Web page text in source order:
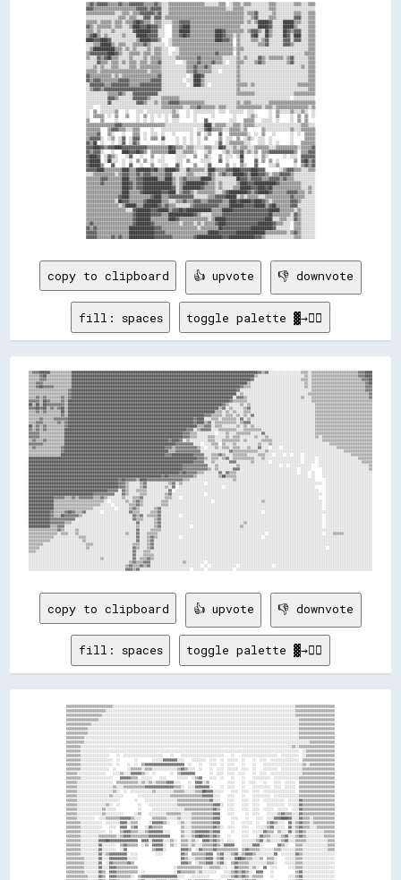
▒▒▓▓▒▒▓▓▓▓▓▓▒▒▒▒▒▒▓▓▒▒▒▒▓▓▓▓▓▓▓▓▒▒▒▒▒▒▓▓▒▒░░░░▒▒▒▒▒▒▒▒▒▒▒▒▒▒▒▒▒▒▒▒░░░░░░░░▒▒▒▒  ░░▒▒▒▒░░▒▒▒▒░░░░░░░░░░▒▒▒▒░░░░░░░░░░▒▒▒▒░░░░▒▒▒▒
▓▓▓▓▒▒▒▒▒▒▒▒▒▒▒▒▒▒▒▒▒▒▒▒▒▒▒▒▓▓▓▓▓▓▒▒▓▓▓▓▓▓░░░░▒▒▒▒▒▒▒▒▒▒▒▒▒▒▒▒▒▒▒▒▒▒▒▒▒▒▒▒▒▒▒▒░░░░▒▒▒▒▒▒░░░░░░░░░░░░░░▒▒▒▒░░░░░░░░░░░░░░░░░░░░░░
▒▒▒▒▒▒▒▒▒▒▒▒▒▒▒▒░░░░▒▒▒▒░░▒▒▒▒▓▓▓▓▓▓▓▓▒▒▓▓░░░░▒▒▒▒▒▒▒▒▒▒▒▒▒▒▒▒▒▒▒▒▒▒▒▒▒▒▒▒▒▒▒▒▒▒▒▒▒▒▒▒▒▒░░▒▒▒▒▓▓░░░░░░░░▒▒░░░░░░░░░░▒▒▒▒░░░░▒▒▒▒
░░░░░░░░░░░░░░░░░░▒▒▒▒░░▒▒▒▒░░░░▓▓▓▓░░▓▓▓▓░░▒▒▒▒▒▒▒▒▒▒▒▒▒▒▒▒▒▒▒▒▒▒▒▒▒▒▒▒▒▒▒▒▒▒▒▒▒▒▒▒▒▒▒▒░░░░▒▒▓▓░░░░░░▒▒▒▒░░░░░░░░░░▓▓▓▓░░░░▒▒▒▒
▒▒▒▒▒▒░░▒▒▒▒▒▒░░▒▒▒▒░░▒▒▒▒▓▓██▓▓▒▒▒▒░░▒▒▒▒░░░░░░▒▒▒▒▓▓▓▓▓▓▒▒▒▒▒▒▒▒▒▒▒▒▒▒▒▒▒▒▒▒▒▒▒▒▒▒▒▒▒▒░░▒▒░░▒▒██████▓▓░░░░░░██████▒▒▒▒░░░░▒▒▒▒
▓▓▒▒░░▒▒▒▒▒▒▒▒░░▒▒▒▒░░░░▒▒████▓▓▓▓██▓▓▓▓▒▒░░    ▒▒▒▒▓▓████▒▒▒▒▒▒▒▒▒▒▒▒▒▒▒▒▒▒▒▒▒▒▒▒▒▒▒▒░░░░░░░░░░██████▓▓░░░░░░██████▒▒░░░░░░▒▒▒▒
▒▒▒▒░░▒▒░░░░░░▒▒░░░░░░░░░░▓▓████████▓▓▓▓░░░░    ▒▒▒▒██████▒▒▒▒▒▒▒▒▒▒▒▒▒▒████▓▓▒▒▒▒▒▒▒▒▒▒░░▒▒▓▓▓▓▒▒░░██▒▒░░░░░░██▓▓▒▒▓▓▓▓░░░░▒▒▒▒
▒▒▓▓██▒▒░░▒▒░░░░░░░░▒▒░░░░░░██████▓▓▓▓▓▓░░░░    ▒▒▒▒▓▓██▓▓▒▒▒▒▒▒▒▒▒▒▒▒▒▒████▓▓▒▒▒▒░░▒▒░░░░░░▓▓██░░░░██▒▒░░░░░░██▓▓░░████░░░░▒▒▒▒
████▓▓▓▓████▓▓░░░░░░░░░░░░░░▒▒██████▓▓▓▓▒▒    ░░▒▒▒▒▒▒▒▒▒▒▒▒▒▒▒▒▒▒▒▒▒▒▒▒████▓▓▓▓▒▒  ▒▒░░░░░░▒▒▒▒░░▒▒▓▓░░░░░░░░▓▓▓▓░░▓▓▓▓░░░░▒▒▒▒
░░░░▒▒▒▒██████▒▒░░▒▒▒▒░░░░▒▒▒▒▒▒▓▓▒▒░░░░░░░░  ░░▒▒▒▒▒▒▒▒▒▒▒▒▒▒▒▒▒▒▒▒▒▒▒▒▒▒▒▒▒▒▒▒▒▒  ▒▒░░░░░░░░░░▒▒▒▒▓▓░░░░░░░░▓▓▓▓▒▒░░░░░░░░▒▒▒▒
░░▒▒████████████▒▒▒▒░░▒▒░░▒▒░░░░░░▒▒░░▒▒▒▒░░░░    ░░▒▒▒▒▒▒▒▒▒▒▒▒▒▒▒▒▒▒▒▒▒▒▒▒▒▒▒▒▒▒░░▒▒▒▒░░░░░░░░░░░░░░░░░░░░░░░░░░░░░░░░░░░░▒▒▒▒
▒▒▓▓▓▓▓▓▓▓▓▓████▓▓▒▒░░░░▒▒▒▒▒▒░░▒▒▒▒░░▒▒▒▒░░░░  ░░░░▒▒▒▒▒▒▒▒▒▒▒▒▒▒▒▒▒▒▒▒▓▓▒▒▒▒▒▒▒▒  ▒▒░░░░░░░░░░░░░░░░░░░░░░░░░░░░░░░░░░░░▒▒▒▒▒▒
▒▒░░░░▓▓▒▒▓▓██▒▒▒▒░░░░░░▒▒░░░░░░▒▒░░▒▒▒▒▒▒░░░░░░░░▒▒▒▒▒▒▒▒▒▒▒▒▓▓▒▒▒▒▒▒▒▒▒▒▒▒░░░░░░░░▒▒░░▒▒░░░░░░▓▓▒▒░░▒▒▒▒▒▒▒▒░░▒▒▓▓░░░░░░░░▒▒▒▒
░░░░░░▓▓▒▒▒▒░░▒▒▒▒░░▒▒░░▒▒▒▒░░▒▒▒▒░░▒▒▒▒▓▓░░░░░░░░    ░░▒▒▒▒▒▒▓▓▒▒▒▒▒▒▓▓▒▒▒▒░░  ░░░░▒▒▒▒░░░░░░▒▒▓▓▒▒░░░░░░░░░░░░▒▒▓▓░░░░░░░░▒▒▒▒
░░░░▒▒░░▒▒░░░░▒▒▒▒░░░░░░▒▒▒▒░░▒▒▒▒▒▒▒▒▒▒▒▒░░░░░░░░░░░░░░▒▒▒▒▓▓▒▒▒▒▓▓▒▒░░░░░░░░░░░░░░▒▒░░░░░░░░░░░░░░░░░░░░░░░░░░░░░░░░░░▒▒░░▒▒▒▒
▒▒▒▒▒▒░░▒▒▒▒▒▒▒▒▒▒▒▒▒▒▒▒▒▒▒▒▒▒▒▒▒▒░░▒▒▒▒▒▒░░░░░░░░░░░░░░▒▒▒▒▓▓▒▒▒▒▒▒▒▒░░░░  ░░░░░░░░▒▒░░░░░░░░░░░░░░░░░░░░░░░░░░░░░░░░░░░░░░▒▒▒▒
▓▓▒▒▒▒▒▒▒▒▒▒▒▒░░▒▒░░▒▒▒▒▒▒▒▒▒▒▒▒▒▒▒▒▒▒▒▒▓▓░░░░░░░░░░░░░░  ░░████▓▓░░░░░░░░░░░░░░░░░░▒▒░░░░░░░░░░░░░░░░░░░░░░░░░░░░░░░░░░░░░░▒▒▒▒
▓▓▒▒▓▓▓▓▒▒▒▒▒▒▒▒▒▒▓▓▓▓▓▓▒▒▒▒▒▒▒▒▒▒▒▒▓▓▓▓▓▓░░░░░░░░░░░░  ░░░░████▒▒░░░░░░░░░░░░░░░░░░▒▒░░░░░░░░░░░░░░░░░░░░░░░░░░░░░░░░░░░░░░▒▒▒▒
░░▓▓▓▓▓▓▓▓▒▒▒▒▓▓▓▓▓▓▓▓▓▓▒▒▒▒▒▒▓▓▓▓▓▓▓▓▓▓▓▓░░░░░░░░░░░░░░  ░░████▒▒░░  ░░░░░░░░░░░░░░▒▒▒▒▒▒░░▒▒░░░░░░░░░░░░░░░░░░░░░░░░▒▒▒▒▒▒▒▒▒▒
░░▒▒▓▓▓▓▒▒▓▓▓▓▓▓▓▓▓▓▓▓▓▓▓▓▓▓▓▓▓▓▓▓▓▓▓▓▓▓▓▓░░░░░░░░░░░░░░░░░░░░░░░░░░░░░░░░░░░░░░░░░░▒▒░░░░░░░░░░░░░░░░░░░░░░░░░░░░░░░░░░░░░░▒▒▒▒
░░░░░░░░░░░░▒▒▒▒▒▒▓▓▒▒░░░░▓▓▓▓▓▓▓▓▓▓▓▓▓▓░░░░░░░░░░░░░░░░░░░░░░░░░░░░░░░░░░░░░░░░░░░░▒▒▒▒▒▒▒▒▒▒░░░░░░░░░░░░░░░░░░░░░░▒▒▒▒▒▒▒▒▒▒▒▒
░░░░░░░░░░░░▓▓▓▓▒▒░░░░░░░░▓▓▓▓▓▓▓▓▒▒░░░░░░▒▒▒▒▒▒▒▒▒▒░░░░░░░░░░░░░░░░░░░░░░░░░░░░░░░░░░░░░░░░░░░░░░░░░░░░░░░░░░░░░░  ░░░░░░░░░░░░
░░░░░░░░░░░░▓▓░░░░░░░░░░░░░░▓▓▓▓▒▒░░░░▒▒░░▒▒▒▒▓▓▓▓▓▓▒▒▒▒▒▒▒▒▒▒▒▒▒▒░░░░░░░░░░░░░░░░░░▒▒░░▒▒▒▒░░░░░░░░░░▒▒▒▒▒▒▒▒▒▒▒▒▒▒▒▒▒▒▒▒▒▒▒▒▒▒
░░░░    ░░░░░░░░░░░░░░░░░░░░░░░░░░░░░░░░░░▒▒▒▒▒▒▒▒▒▒▒▒░░░░▒▒▒▒▓▓▒▒▒▒▒▒▒▒░░▒▒▒▒░░░░░░▒▒▒▒▒▒▒▒▒▒▒▒▒▒░░▒▒▒▒░░▒▒▒▒▒▒▒▒▒▒▒▒▒▒▒▒▒▒░░▒▒
░░  ▒▒  ░░░░░░░░▒▒    ░░    ░░░░  ░░░░░░░░░░░░░░▒▒░░    ░░  ░░░░░░░░░░░░  ░░░░  ░░░░░░░░  ░░░░        ░░  ▒▒░░░░░░▒▒░░░░▒▒░░  ░░
░░  ▒▒▒▒▒▒  ░░  ▒▒    ▒▒    ░░  ▒▒  ░░  ░░  ░░  ▒▒▒▒    ░░  ░░        ░░          ░░      ░░▒▒░░      ░░  ▒▒      ░░  ▒▒  ▒▒  ░░
▒▒      ▒▒      ░░          ░░  ░░  ░░      ░░  ░░░░        ░░    ▓▓            ░░░░    ▒▒▒▒▒▒    ░░░░░░  ░░      ░░  ▒▒  ▒▒
▒▒▒▒▒▒▒▒▒▒▒▒▒▒▒▒▓▓▓▓▒▒▒▒▒▒▒▒▒▒▒▒▒▒▒▒▒▒▒▒▒▒▒▒░░░░░░░░░░░░░░░░░░░░░░████░░▒▒▒▒▒▒░░░░▒▒▒▒░░▒▒▒▒▒▒░░░░░░░░░░░░░░░░░░░░░░░░░░▒▒▒▒░░░░
▒▒▒▒▒▒▒▒    ▒▒▓▓▓▓▒▒▒▒░░░░▒▒▒▒      ░░    ░░░░░░░░░░░░░░░░░░  ░░░░▓▓██▒▒▒▒▒▒░░░░▒▒▒▒▒▒░░▒▒        ▒▒░░░░░░░░░░░░░░▒▒░░░░▒▒▒▒▒▒▒▒
▒▒▒▒▒▒▓▓    ▒▒░░    ░░    ▒▒▒▒  ░░  ░░░░  ░░    ░░        ░░  ▒▒  ░░▒▒    ▓▓    ▒▒▒▒▒▒▒▒▒▒░░  ░░  ▒▒    ░░        ░░  ░░  ▒▒▒▒▒▒
▒▒▓▓▓▓▓▓░░  ░░▒▒  ░░▓▓  ░░▓▓▓▓  ░░  ▒▒▒▒  ▓▓      ░░  ░░  ░░  ░░  ▒▒      ▒▒  ░░░░  ▒▒  ░░▒▒░░  ░░░░  ░░          ░░      ▒▒▒▒▒▒
▓▓▒▒██  ░░    ░░  ░░▓▓  ░░▓▓▒▒            ░░      ░░  ░░  ░░  ░░        ░░▓▓  ░░▒▒▒▒▒▒▒▒░░░░    ░░░░  ░░  ░░      ░░    ▒▒▒▒▒▒▒▒
▓▓▓▓████▓▓▒▒▓▓▓▓████▓▓▓▓▓▓▓▓▓▓▓▓▓▓▒▒▒▒▒▒▒▒▒▒▒▒██▓▓▒▒▒▒░░▒▒▒▒░░░░░░▒▒▒▒░░░░██▓▓░░░░▒▒░░▒▒▒▒░░░░▒▒▒▒▒▒▒▒░░░░▒▒▒▒▒▒▒▒▒▒▒▒░░▒▒▒▒▒▒▓▓
▓▓▒▒▓▓▓▓░░    ░░    ████▓▓▓▓██▓▓▒▒  ▒▒▒▒▒▒▒▒▒▒████░░░░▒▒▒▒▒▒░░    ░░▒▒      ░░▒▒░░▒▒▒▒▓▓░░▒▒░░▒▒  ▒▒▒▒▓▓▓▓▓▓▓▓▓▓▓▓▓▓▒▒  ▒▒▒▒▓▓▓▓
▓▓████▓▓  ░░▓▓▒▒░░    ░░▓▓    ░░    ▒▒    ░░      ░░░░░░    ▒▒    ▒▒░░    ▒▒  ░░░░  ░░██      ░░  ▒▒░░        ░░  ░░░░  ▓▓▓▓▓▓▓▓
▓▓██████  ░░██░░░░  ░░  ░░  ▒▒  ▒▒  ░░  ░░░░      ░░░░  ▒▒      ░░░░░░    ▓▓  ░░      ▓▓      ▓▓  ▒▒  ▒▒  ░░        ▒▒  ▓▓██▒▒▓▓
▓▓██████▒▒    ▓▓    ░░  ▓▓    ░░    ▒▒    ░░░░    ▓▓░░      ▒▒    ░░▓▓        ▒▒  ░░  ▒▒░░    ▓▓      ░░░░▒▒        ░░  ▒▒▓▓▒▒▓▓
▓▓▓▓▓▓████▒▒▒▒▒▒▒▒▒▒████▒▒▒▒████████▓▓██▒▒▒▒██████▓▓░░░░▓▓▒▒▒▒▒▒▒▒░░████▒▒▒▒▒▒▓▓▓▓████▓▓▓▓▓▓████▓▓▓▓        ░░▒▒▓▓▓▓▒▒▒▒░░░░▒▒▒▒
░░░░▒▒▒▒▒▒▒▒▒▒▒▒░░▒▒▓▓▓▓▒▒▒▒▓▓▒▒▓▓▓▓▒▒▒▒▒▒▒▒▓▓▓▓░░░░░░░░▒▒▒▒░░░░░░░░▓▓▒▒░░▒▒▓▓▒▒▒▒██████▓▓▒▒████▓▓▓▓▒▒░░▒▒▒▒▓▓▓▓▓▓▒▒░░░░░░░░░░░░
▒▒▒▒▒▒▒▒▓▓▓▓▒▒▒▒▒▒▒▒████▒▒▒▒▓▓▓▓████████▒▒▒▒████▒▒░░▒▒▓▓▒▒▒▒▒▒▒▒██████▒▒░░░░░░░░░░░░██▓▓▓▓▒▒▓▓▓▓▓▓▒▒▒▒▓▓▓▓▓▓▒▒▓▓▒▒▒▒░░░░░░░░░░░░
▒▒▒▒▒▒▒▒▓▓▒▒▒▒▒▒▒▒▒▒████▓▓▒▒▓▓▓▓████████████████▒▒░░▒▒▓▓██████████▓▓▒▒▒▒░░▒▒░░░░░░░░▒▒████▓▓▓▓████████████▓▓▒▒▒▒▒▒▒▒▒▒▒▒░░░░░░░░
▒▒▒▒▒▒▒▒▒▒▒▒▒▒▒▒▒▒▒▒████▓▓▒▒▓▓▓▓████████████████▓▓░░▒▒██████████▓▓▒▒▒▒▒▒░░▒▒░░░░░░▒▒▒▒██████▓▓▓▓████▓▓██▒▒▒▒▒▒▒▒▒▒▒▒▒▒▒▒░░░░▒▒░░
▒▒▒▒▒▒▒▒▒▒▒▒▒▒▒▒▒▒▒▒████▒▒▒▒▒▒▓▓██████████▓▓▓▓████░░▒▒▓▓▓▓▒▒░░▒▒▒▒▒▒▒▒▒▒░░░░▒▒▓▓██████████▓▓▒▒▓▓██████▓▓▒▒▒▒▒▒▒▒▓▓▓▓▓▓▒▒▒▒░░▒▒░░
▒▒▒▒▒▒▒▒▒▒▒▒▒▒▒▒▒▒▓▓████▒▒▒▒▒▒▒▒▒▒▒▒▓▓████▒▒▒▒▓▓▓▓▓▓▓▓▓▓▓▓▓▓░░░░░░░░▒▒▒▒▓▓▓▓▓▓██████░░▒▒░░▒▒▒▒▒▒░░░░▒▒▒▒▒▒▒▒▒▒▒▒▒▒▓▓▒▒▒▒▒▒░░░░░░
▒▒▒▒▒▒▒▒▒▒▒▒▒▒▒▒░░██▓▓▓▓▒▒▒▒▒▒▒▒▓▓████████▒▒▒▒░░░░▒▒▒▒▓▓▒▒▒▒▓▓▓▓▒▒▒▒▓▓▓▓▓▓▓▓▒▒▒▒████▓▓██████▓▓████▓▓▒▒░░▒▒▒▒▒▒▒▒▒▒▓▓▓▓▒▒░░░░░░░░
▒▒▒▒▒▒▒▒▒▒▒▒▒▒▒▒▒▒░░▒▒██████▒▒▒▒████████▓▓▒▒▓▓▒▒▒▒░░░░░░░░▒▒▓▓▓▓▓▓▓▓▓▓▓▓▓▓▒▒▒▒▒▒████████▓▓▓▓▓▓██████▒▒▓▓██▒▒▒▒▒▒▒▒▓▓▓▓░░░░░░░░░░
▒▒▒▒▒▒▒▒▒▒▒▒▒▒▒▒▒▒▒▒▒▒░░░░▓▓████████▓▓▓▓██████▒▒▓▓▓▓██▓▓██████████████▒▒▒▒▒▒██████▓▓▓▓▓▓▓▓▓▓▓▓▓▓▓▓▓▓▓▓██████▒▒▒▒▒▒▒▒░░▒▒░░░░░░░░
▒▒▒▒▒▒▒▒▒▒▒▒▒▒▒▒▒▒▒▒▒▒▒▒▒▒▓▓████████▓▓▓▓▓▓▒▒▒▒██████████████▓▓▒▒░░░░░░▒▒▒▒▒▒▓▓▓▓▓▓▓▓▓▓▓▓▓▓▓▓▓▓▓▓▓▓▓▓▓▓██▒▒▒▒▒▒▒▒▒▒░░▓▓▒▒░░░░░░░░
▒▒▒▒▒▒▒▒▒▒▒▒▒▒▒▒▒▒▒▒▒▒▒▒▒▒▓▓████████▒▒▒▒▒▒▒▒▒▒████▓▓▒▒▒▒▒▒▒▒▒▒▒▒▒▒▒▒░░▒▒██████▓▓▓▓▓▓▓▓▓▓▓▓▓▓▓▓▓▓▓▓▓▓████░░░░▒▒▒▒░░░░▓▓▒▒░░░░░░░░
▒▒▓▓▒▒▒▒▒▒▒▒▒▒▒▒▒▒▒▒▒▒▒▒▒▒▓▓████████▓▓▒▒▒▒▒▒▒▒▒▒▒▒▒▒░░▒▒▒▒▒▒░░▒▒░░▒▒▒▒▒▒▓▓████▓▓▓▓▓▓▓▓▓▓▓▓▓▓▓▓▓▓████████▓▓▒▒▒▒░░░░  ▒▒▒▒░░░░░░░░
▓▓▒▒▓▓▒▒▒▒▒▒▒▒▒▒▒▒▒▒▒▒▒▒██████████████▓▓▓▓▒▒▒▒▒▒▒▒▒▒▒▒▒▒▒▒▒▒▒▒░░▒▒▒▒▒▒▒▒▒▒██▓▓▓▓▓▓▓▓▓▓▓▓▓▓▓▓████████████▓▓░░░░░░░░  ▒▒▒▒░░░░░░░░
▓▓▓▓▓▓▒▒▒▒▒▒▒▒▒▒▒▒▒▒▒▒▒▒██████████████▓▓▓▓▓▓▒▒▒▒▒▒▒▒▒▒▒▒▒▒▒▒▒▒▒▒▒▒▒▒██████▓▓▓▓▓▓▓▓▓▓████████████████▒▒▒▒▒▒▒▒▒▒▒▒░░▒▒▓▓▒▒░░░░░░░░
copy to clipboard 👍 upvote 👎 downvote
fill: spaces toggle palette ▓→✊🏽
▒▒▓▓▓▓██████▒▒▒▒▒▒▒▒▒▒▒▒████████████████████████████████████████████████████████████████████████████████████████████████████████▓▓▒▒▓▓░░░░░░░░░░░░░░░░░░▒▒▒▒░░▒▒▒▒▒▒▒▒▒▒▒▒▒▒▒▒▒▒▒▒▒▒▒▒▒▒▓▓▓▓████
▒▒▒▒▒▒▓▓██▒▒▒▒▒▒▒▒▒▒▒▒▒▒██████████████████████████████████████████████████████████████████████████████████████████████████████▒▒░░░░░░░░░░░░░░░░░░░░░░░░░░▒▒░░▒▒▒▒▒▒▒▒▒▒▒▒▒▒▒▒▒▒▒▒▒▒▒▒▒▒▓▓▓▓████
▒▒▒▒▒▒▓▓▓▓▒▒▒▒▒▒▒▒▒▒▒▒▒▒████████████████████████████████████████████████████████████████████████████████████████████████████▓▓░░░░░░░░░░░░░░░░░░░░░░░░░░▒▒▒▒░░▒▒▒▒▒▒▒▒▒▒▒▒▒▒▒▒▒▒▒▒▒▒▒▒▒▒▒▒▓▓▓▓██
▒▒▒▒▓▓▓▓▒▒▒▒▒▒▒▒▒▒▒▒▒▒▒▒██████████████████████████████████████████████████████████████████████████████████████████████████▒▒░░░░░░░░░░░░░░░░░░░░░░░░░░░░░░▒▒░░▒▒▒▒▒▒▒▒▒▒▒▒▒▒▒▒▒▒▒▒▒▒▒▒▒▒▒▒▒▒▓▓██
▒▒▒▒▓▓██▓▓▓▓▓▓▒▒▒▒▒▒▒▒▒▒██████████████████████████████████████████████████████████████████████████████████████████████▓▓▒▒▒▒░░░░░░░░░░░░░░░░░░░░░░░░░░░░░░▒▒░░▒▒▒▒▒▒▒▒▒▒▒▒▒▒▒▒▒▒▒▒▒▒▒▒▒▒▒▒▒▒▓▓▓▓
▒▒▒▒▒▒▒▒▒▒▒▒▒▒▒▒▒▒▒▒▒▒▓▓████████████████████████████████████████████████████████████████████████████████████████████▓▓░░░░░░░░░░░░░░░░░░░░░░░░░░░░░░░░░░░░░░░░▒▒▒▒▒▒▒▒▒▒▒▒▒▒▒▒▒▒▒▒▒▒▒▒▒▒▒▒▒▒▓▓▓▓
▒▒▒▒▒▒▒▒▒▒▒▒▒▒▒▒▒▒▒▒▒▒▓▓████████████████████████████████████████████████████████████████████████████████████████████░░▒▒░░░░░░░░░░░░░░░░░░░░░░░░░░░░░░░░░░░░▒▒▒▒▒▒▒▒▒▒▒▒▒▒▒▒▒▒▒▒▒▒▒▒▒▒▒▒▒▒▒▒▒▒▓▓
▒▒▒▒▓▓▒▒▓▓▒▒▒▒▒▒▒▒▓▓▒▒▓▓██████████████████████████████████████████████████████████████████████████████████████████░░▓▓▓▓▒▒░░░░░░░░░░░░░░░░░░░░░░░░░░░░░░▒▒░░░░▒▒▒▒▒▒▒▒▒▒▒▒▒▒▒▒▒▒▒▒▒▒▒▒▒▒▒▒▒▒▒▒▓▓
▓▓▓▓▓▓▒▒██▓▓▒▒▒▒▒▒▓▓▒▒██████████████████████████████████████████████████████████████████████████████████████████▓▓▒▒▒▒▒▒▒▒░░░░░░░░░░░░░░░░░░░░░░░░░░░░░░░░░░░░▒▒▒▒▒▒▒▒▒▒▒▒▒▒▒▒▒▒▒▒▒▒▒▒▒▒▒▒▒▒▒▒▒▒
██▒▒██▒▒██▓▓▓▓▓▓▓▓▓▓▒▒██████████████████████████████████████████████████████████████████████████████████████▓▓▒▒░░░░░░▒▒░░▒▒░░░░░░░░░░░░░░░░░░░░░░░░░░░░░░░░░░░░▒▒▒▒▒▒▒▒▒▒▒▒▒▒▒▒▒▒▒▒▒▒▒▒▒▒▒▒▒▒▒▒
▓▓▓▓██▓▓██▒▒▓▓▒▒▓▓██▒▒████████████████████████████████████████████████████████████████████████████████████▒▒▓▓░░▒▒░░░░░░▒▒▓▓░░░░░░░░░░░░░░░░░░░░░░░░░░░░░░░░░░░░▒▒▒▒▒▒▒▒▒▒▒▒▒▒▒▒▒▒▒▒▒▒▒▒▒▒▒▒▒▒▒▒
▒▒▒▒▓▓▒▒▓▓▒▒▒▒▒▒▒▒██▒▒██████████████████████████████████████████████████████████████████████████████████▒▒▒▒░░▒▒░░▒▒░░░░▒▒▒▒░░░░░░░░░░░░░░░░░░░░░░░░░░░░░░░░░░░░▒▒▒▒▒▒▒▒▒▒▒▒▒▒▒▒▒▒▒▒▒▒▒▒▒▒▒▒▒▒▒▒
▒▒▒▒▒▒▒▒▒▒▒▒▒▒▒▒▒▒▓▓▒▒████████████████████████████████████████████████████████████████████████████▓▓▓▓▒▒▒▒▒▒░░▒▒▒▒░░▒▒░░▒▒░░▓▓░░░░░░░░░░░░░░░░░░░░░░░░░░░░░░░░░░▒▒▒▒▒▒▒▒▒▒▒▒▒▒▒▒▒▒▒▒▒▒▒▒▒▒▒▒▒▒▒▒
▒▒▒▒▒▒▓▓▒▒▒▒▒▒▓▓▓▓▓▓▓▓██████████████████████████████████████████████████████████████████████▓▓████░░░░▒▒▒▒░░▒▒▒▒▒▒▒▒░░▓▓░░▒▒░░░░░░░░░░░░░░░░░░░░░░░░░░░░░░░░░░░░▒▒▒▒▒▒▒▒▒▒▒▒▒▒▒▒▒▒▒▒▒▒▒▒▒▒▒▒▒▒▒▒
▒▒▒▒▓▓▓▓▒▒▒▒▒▒▒▒▓▓▒▒▓▓██████████████████████████████████████████████████████████████████████▓▓████▒▒▓▓░░▒▒▒▒▒▒▒▒▒▒▒▒░░▒▒▓▓▓▓░░░░░░░░░░░░░░░░░░░░░░░░░░░░░░░░░░░░▒▒▒▒▒▒▒▒▒▒▒▒▒▒▒▒▒▒▒▒▒▒▒▒▒▒▒▒▒▒▒▒
██▒▒▓▓▒▒▓▓▒▒▒▒▒▒▒▒▒▒▓▓████████████████████████████████████████████████████████████████████████▒▒▒▒▓▓▓▓░░▒▒▒▒░░░░░░░░▒▒░░▒▒░░▒▒░░░░░░░░░░░░░░░░░░░░░░░░░░░░░░░░░░▒▒▒▒▒▒▒▒▒▒▒▒▒▒▒▒▒▒▒▒▒▒▒▒▒▒▒▒▒▒▒▒
▓▓▒▒▓▓▒▒▓▓▒▒▒▒▒▒▒▒▒▒████████████████████████████████████████████████████████████████████▓▓▓▓░░▒▒▓▓▓▓▓▓░░░░▒▒▒▒▒▒▒▒▒▒░░░░▒▒▒▒▒▒▒▒▒▒░░░░░░░░░░░░░░░░░░░░░░░░░░░░░░▒▒▒▒▒▒▒▒▒▒▒▒▒▒▒▒▒▒▒▒▒▒▒▒▒▒▒▒▒▒▒▒
▓▓▓▓▓▓▒▒▒▒▒▒▒▒▒▒▒▒▒▒██████████████████████████████████████████████████████████████████▓▓▓▓▒▒▒▒░░░░░░░░░░  ░░░░▒▒░░░░▒▒▒▒▒▒▒▒░░░░░░▓▓░░░░░░░░░░░░░░░░░░░░░░░░░░░░▒▒▒▒▒▒▒▒▒▒▒▒▒▒▒▒▒▒▒▒▒▒▒▒▒▒▒▒▒▒▒▒
▓▓▓▓▓▓▒▒▒▒▒▒▒▒▒▒▒▒▒▒██████████████████████████████████████████████████████████████████▓▓▓▓▒▒▒▒░░░░░░▒▒▒▒░░░░░░▒▒░░▒▒▒▒░░░░░░░░▒▒░░░░▒▒░░░░░░░░░░░░░░░░░░░░░░░░░░▒▒░░▒▒▒▒▒▒▒▒▒▒▒▒▒▒▒▒▒▒▒▒▒▒▒▒▒▒▒▒
▒▒▓▓▒▒▒▒▓▓▒▒▒▒▒▒▒▒▒▒██████████████████████████████████████████████████████████▓▓████▓▓░░▒▒░░░░░░░░░░▒▒▒▒░░░░▒▒▒▒▒▒▒▒▒▒░░▒▒░░░░░░░░▒▒▒▒▒▒░░░░░░░░░░░░░░░░░░░░░░░░░░░░▒▒▒▒▒▒▒▒▒▒▒▒▒▒▒▒▒▒▒▒▒▒▒▒▒▒▒▒
▓▓▓▓▓▓▓▓▒▒▒▒▒▒▒▒▒▒▒▒██████████████████████████████████████████████████████████████▓▓▓▓▓▓▓▓▓▓░░░░  ░░░░▒▒▒▒  ▒▒░░░░▒▒░░░░░░░░░░░░▒▒░░░░▒▒░░░░░░░░░░░░░░░░░░░░░░░░░░░░░░░░▒▒▒▒▒▒▒▒▒▒▒▒▒▒▒▒▒▒▒▒▒▒▒▒
▒▒▓▓▒▒▒▒▒▒▒▒▒▒▒▒▒▒▓▓████████████████████████████████████████████████████████▓▓▓▓▒▒▓▓▓▓▓▓▓▓▓▓▓▓▒▒░░  ░░░░▒▒░░▒▒▒▒░░▒▒▒▒░░░░▒▒░░░░▓▓░░░░  ░░░░  ░░░░░░░░░░░░░░░░░░░░░░░░░░░░░░▒▒▒▒▒▒▒▒▒▒▒▒▒▒▒▒▒▒▒▒
▒▒▒▒▒▒▒▒▒▒▒▒▒▒▒▒▒▒▓▓██████████████████████████████████████████████████████████▒▒▒▒▓▓▓▓▓▓▓▓▓▓▓▓▓▓░░░░░░░░░░░░░░░░▓▓▒▒▒▒▒▒▒▒▒▒▒▒▒▒░░░░▒▒░░░░░░░░░░░░░░░░░░░░░░░░░░░░░░░░░░░░░░░░░░▒▒▒▒▒▒▒▒▒▒▒▒▒▒▒▒
▒▒▒▒▒▒▒▒▒▒▒▒▒▒▒▒▒▒██████████████████████████████████████████████████████████▓▓▓▓████████████▓▓▓▓▓▓░░░░▒▒▒▒▓▓▒▒░░░░▒▒▒▒▒▒▒▒░░░░░░▒▒▒▒░░░░  ░░░░  ░░  ░░░░  ░░░░░░░░░░░░░░░░░░░░░░░░░░▒▒▒▒▒▒▒▒▒▒▒▒
██████████████████████████████████████████████████████████████████████████████████████████████▓▓▓▓▒▒░░▒▒▒▒░░▒▒▓▓░░▒▒▒▒▒▒▒▒▒▒▒▒░░░░▒▒░░░░░░░░░░░░░░░░░░░░  ░░░░░░  ░░░░░░░░░░░░░░░░░░░░░░▒▒▒▒▒▒▒▒
████████████████████████████████████████████████████████████████████████████████████████████▓▓▓▓▓▓░░░░▒▒░░░░░░░░▓▓▓▓░░░░░░░░▒▒░░░░░░░░  ░░░░░░░░░░░░░░░░  ░░░░░░  ░░░░░░░░░░░░░░░░░░░░░░░░▒▒▒▒▒▒
██████████████████████████████████████████████████████████████████████████████████████▓▓▓▓▓▓▓▓▓▓▓▓▓▓░░░░▒▒░░░░░░░░░░▒▒░░░░░░░░░░░░░░░░░░░░░░  ░░  ░░░░░░░░░░░░    ░░░░░░░░░░░░░░░░░░░░░░░░░░░░▒▒
██████████████████████████████████████████████████████████████████████████████████████▓▓▓▓▓▓▓▓▓▓▓▓▓▓▒▒░░▒▒░░░░░░░░▓▓▓▓░░░░░░░░░░░░░░░░░░░░░░░░░░░░░░░░  ░░░░░░      ░░░░░░░░░░░░░░░░░░░░░░░░░░▒▒
████████████████████████████████████████████████████████████████████████████████████▓▓██▓▓▓▓▓▓▒▒▒▒░░░░░░░░▓▓░░▓▓▒▒▒▒░░░░░░░░░░░░░░░░░░░░░░░░░░░░░░░░░░  ░░░░  ░░    ░░░░░░░░░░░░░░░░░░░░░░░░░░░░
██████████████████████████████████████████████████████████████████████████▓▓██▓▓▓▓▓▓▓▓▓▓▓▓▓▓▒▒░░░░░░░░░░░░▒▒██▒▒▒▒▒▒░░░░░░░░░░░░░░░░░░░░░░░░░░░░░░░░░░░░░░░░  ░░    ░░░░░░░░░░░░░░░░░░░░░░░░░░░░
██████████████████████████████████████████████████▓▓██▓▓▓▓▓▓▒▒████▓▓▓▓▓▓▓▓▓▓▓▓▓▓▓▓▓▓▓▓▒▒▒▒░░░░░░░░░░░░░░░░░░░░░░░░▒▒░░░░░░░░░░░░░░░░░░░░░░░░░░░░░░░░░░░░░░░░░░░░      ░░░░░░░░░░░░░░░░░░░░░░░░░░
██████████████████████████████████████████████████▓▓▓▓▒▒░░░░░░▒▒▓▓░░░░░░░░░░░░▒▒▓▓░░▒▒░░░░░░░░░░░░  ░░░░░░░░░░░░░░░░░░░░░░░░░░░░░░░░░░░░░░░░░░░░░░░░░░░░░░░░░░░░░░░░  ░░░░░░░░░░░░░░░░░░░░░░░░░░
██████████████████████████████████████████████████▓▓▓▓▒▒░░░░░░▒▒▓▓░░░░░░░░░░▒▒░░▓▓  ░░░░░░░░░░░░░░░░░░░░░░░░  ░░░░░░░░░░░░░░░░░░░░░░░░░░░░░░░░░░░░░░░░░░░░░░░░░░      ░░░░░░░░░░░░░░░░░░░░░░░░░░
████████████████████████████████████████████▓▓▓▓▓▓░░▓▓▒▒░░░░▒▒▒▒▒▒░░░░░░░░░░░░▓▓  ░░░░░░░░░░░░░░░░░░░░░░░░░░░░░░░░░░░░░░░░░░░░░░░░░░░░░░░░░░░░░░░░░░░░░░░░░░░░░░░░    ░░░░░░░░░░░░░░░░░░░░░░░░░░
████████████████████████████████████▓▓▓▓▓▓▓▓▓▓▓▓░░░░▓▓▒▒░░░░░░▒▒▒▒░░░░░░░░░░▒▒▓▓░░░░░░░░░░░░░░░░░░  ░░░░░░░░░░░░░░░░░░░░░░░░░░░░░░░░░░░░░░░░░░░░░░░░░░░░░░░░░░░░░░░░  ░░░░░░░░░░░░░░░░░░░░░░░░░░
██████████████▓▓▓▓▓▓▒▒▒▒▓▓▒▒▓▓▓▓▓▓▓▓▒▒▒▒▓▓▒▒░░░░░░░░▒▒░░░░▒▒▒▒▓▓░░░░░░░░░░░░▒▒▒▒░░░░  ░░░░░░░░░░░░░░░░░░░░░░░░░░░░░░░░░░░░░░░░░░░░░░░░░░░░░░░░░░░░░░░░░░░░░░░░░░░░    ░░░░░░░░░░░░░░░░░░░░░░░░░░
██████████████▒▒▒▒▒▒▒▒▒▒▒▒▒▒▒▒▒▒▒▒▒▒▒▒▒▒▒▒░░  ░░░░░░░░▒▒░░▒▒▓▓▒▒░░░░░░░░░░▒▒▒▒░░░░░░░░░░░░░░░░░░░░░░░░  ░░░░░░░░░░░░░░░░░░░░░░░░░░▒▒░░░░░░░░░░░░░░░░░░░░░░░░░░░░░░░░  ░░░░░░░░░░░░░░░░░░░░░░░░░░
██████████████▒▒▒▒▒▒▒▒▒▒▒▒▒▒▒▒▒▒▒▒▒▒▒▒▒▒░░░░░░  ░░░░░░░░▒▒▒▒▓▓▒▒░░░░░░░░░░▒▒▒▒░░░░░░░░░░░░░░░░░░░░░░░░░░░░░░░░░░░░░░░░░░░░░░░░░░░░░░░░░░░░░░░░░░░░░░░░░░░░░░░░░░░░░░  ░░░░░░░░░░░░░░░░░░░░░░░░░░
██████████████▒▒▒▒▒▒▒▒▒▒▒▒▒▒▒▒▒▒▒▒▒▒░░░░░░░░░░░░  ░░░░░░▒▒▓▓▒▒░░░░░░░░▒▒▓▓░░░░░░░░░░░░░░░░░░░░░░░░░░░░░░░░░░░░░░░░░░░░░░░░░░░░░░░░░░░░░░░░░░░░░░░░░░░░░░░░░░░░░░░░░░  ░░░░░░░░░░░░░░░░░░░░░░░░░░
████████████▓▓▒▒▒▒▒▒▓▓██▓▓▒▒▒▒▓▓░░░░░░░░  ░░░░░░░░░░░░░░▓▓▒▒▒▒░░░░░░▒▒▒▒▓▓░░░░░░░░░░░░░░░░░░░░░░░░░░░░░░░░░░░░░░░░░░░░░░░░░░░░░░░░  ░░░░░░░░░░░░░░░░░░░░░░░░░░░░░░░░░░░░░░░░░░░░░░░░░░░░░░░░░░░░
████████████▓▓▒▒▒▒██▓▓▓▓▓▓▓▓▒▒░░░░░░░░░░░░░░░░░░░░░░░░░░░░▓▓▒▒▓▓░░▒▒▒▒▒▒▓▓░░░░░░░░░░  ░░░░░░░░░░░░░░░░░░░░░░░░░░░░░░░░░░░░░░░░░░░░░░░░░░░░░░░░░░░░░░░░░░░░░░░░░░░░░░  ░░░░░░░░░░░░░░░░░░░░░░░░░░
████████████▓▓▓▓▓▓▓▓▓▓▓▓▓▓░░░░░░░░░░░░░░░░░░░░░░░░░░░░░░░░▓▓▒▒▒▒░░░░░░▒▒▓▓░░░░░░░░░░░░░░░░░░░░░░░░░░░░░░░░░░░░░░░░░░░░░░░░░░░░░░░░░░░░░░░░░░░░░░░░░░░░░░░░░░░░░░░░░░  ░░░░░░░░░░░░░░░░░░░░░░░░░░
████████████▓▓▓▓▓▓▓▓▒▒▒▒░░░░░░░░░░░░░░░░░░░░░░░░░░░░░░░░░░░░▓▓░░░░░░░░▒▒▓▓░░░░░░░░░░░░░░░░░░░░░░░░░░░░░░░░░░░░░░░░░░░░░░▒▒░░░░░░░░░░░░░░░░░░░░░░░░░░░░░░░░░░░░░░░░░░  ░░░░░░░░░░░░░░░░░░░░░░░░░░
████████████▒▒▒▒▓▓▓▓░░░░░░░░░░░░░░░░░░░░░░░░░░░░░░░░░░░░░░░░▒▒░░░░░░░░▒▒▓▓░░░░░░░░░░░░░░░░  ░░░░░░░░░░░░░░░░░░░░░░░░░░▒▒░░░░░░░░░░░░░░░░░░░░░░░░░░░░░░░░░░░░░░░░░░░░  ░░░░░░░░░░░░░░░░░░░░░░░░░░
▒▒▒▒▒▒▒▒▒▒▒▒▒▒▒▒▓▓▒▒░░░░░░▒▒░░░░░░░░░░░░░░░░░░░░░░░░░░░░░░░░▓▓░░░░░░▒▒▒▒▒▒░░░░░░░░░░░░░░░░░░░░░░░░░░░░░░░░░░░░░░░░░░░░░░░░░░░░░░░░░░░░░░░░░░░░░░░░░░░░░░░░░░░░░░░░░░░░░░░░░░░░░░░░░░░░░░░░░░░░░░
▒▒▒▒▒▒▒▒▒▒▒▒▒▒▒▒░░▒▒▒▒░░░░▒▒░░░░░░░░░░░░░░░░░░░░░░░░░░▒▒░░░░▓▓░░░░▒▒▒▒▒▒░░░░░░░░░░░░░░░░░░░░░░░░░░░░░░░░░░░░░░░░░░░░░░░░░░░░░░░░░░░░  ░░░░░░░░░░░░░░░░░░░░░░░░░░░░░░  ░░░░▒▒▒▒▒▒░░░░░░░░░░░░░░░░
▒▒▒▒▒▒▒▒▒▒▒▒▒▒░░░░░░░░░░░░░░▒▒▒▒░░░░░░░░░░░░░░░░░░░░░░░░░░░░▓▓░░░░▒▒▓▓▒▒░░░░░░░░░░░░  ░░░░░░░░░░░░░░░░░░░░░░░░░░░░░░░░░░░░░░░░░░░░  ░░░░░░░░░░░░░░░░░░░░░░░░░░░░░░░░░░░░░░░░░░░░░░░░░░░░░░░░░░░░
▒▒▒▒▒▒▒▒▒▒▒▒░░░░░░░░░░░░░░░░░░▒▒░░░░░░░░░░░░░░░░░░░░░░░░░░░░▓▓░░░░▒▒▓▓░░░░░░░░░░░░░░░░░░░░░░░░░░░░░░░░░░░░░░░░░░░░░░░░░░░░░░░░░░░░░░░░░░░░░░░░░░░░░░░░░░░░░░░░░░░░░░░░░░░░░░░░░░░░░░░░░░░░░░░░░░
▒▒▒▒▒▒▒▒░░░░░░░░░░░░░░░░░░░░░░░░▒▒▒▒░░░░░░░░░░░░░░░░░░░░░░▒▒▒▒░░░░▒▒▓▓░░░░░░░░░░░░░░░░░░░░░░░░░░░░░░░░░░░░░░░░░░░░░░░░░░░░░░░░░░░░░░░░░░░░░░░░░░░░░░░░░░░░░░░░░░░░░░░░░░░░░░░░░░░░░░░░░░░░░░░░░░
▒▒▒▒▒▒░░░░░░░░░░░░░░░░░░░░░░░░░░▒▒░░░░░░░░░░░░░░░░░░░░░░░░▓▓▒▒░░░░▒▒▓▓░░░░░░░░░░░░░░░░░░░░░░░░░░░░░░░░░░░░░░░░░░░░░░░░░░░░░░░░░░░░░░░░░░░░░░░░░░░░░░░░░░░░░░░░░░░░░░░░  ░░░░░░░░░░░░░░░░░░░░░░░░
▒▒▒▒░░░░░░░░░░░░░░░░░░░░░░░░░░░░░░░░░░░░░░░░░░░░░░░░░░░░░░▓▓░░░░▒▒▒▒░░░░░░░░░░░░░░░░░░░░░░░░░░░░░░░░░░░░░░░░░░░░░░░░░░░░░░░░░░░░░░░░░░░░░░░░░░░░░░░░░░░░░░░░░░░░░░░░░░░░░░░░░░░░░░░░░░░░░░░░░░░░
░░░░░░░░░░░░░░░░░░░░░░░░░░░░░░░░░░░░░░░░░░░░░░░░░░░░░░░░░░▓▓░░░░▒▒▒▒▒▒░░░░░░░░░░░░░░░░░░░░░░░░░░░░░░░░░░░░░░░░░░░░░░░░░░░░░░░░░░░░░░░░░░░░░░░░░░░░░░░░░░░░░░░
copy to clipboard 👍 upvote 👎 downvote
fill: spaces toggle palette ▓→✊🏽
▒▒▒▒▒▒▒▒▒▒▒▒▒▒▒▒▒▒▒▒▒▒▒▒▒▒░░░░░░░░░░░░░░░░░░░░░░░░░░░░░░░░░░░░░░░░░░░░░░░░░░░░░░░░░░░░░░░░░░░░░░░░░░░░░░░░░░░░░░░░░░░░░░░░░░░░░░▒▒▒▒▒▒▒▒▒▒▒▒▒▒▒▒▒▒▒▒▒▒
▒▒▒▒▒▒▒▒▒▒▒▒▒▒▒▒▒▒▒▒▒▒░░░░░░░░░░░░░░░░░░░░░░░░░░░░░░░░░░░░░░░░░░░░░░░░░░░░░░░░░░░░░░░░░░░░░░░░░░░░░░░░░░░░░░░░░░░░░░░░░░░░░░░░░░▒▒▒▒▒▒▒▒▒▒▒▒▒▒▒▒▒▒▒▒▒▒
▒▒▒▒▒▒▒▒▒▒▒▒▒▒▒▒▒▒▒▒░░░░░░░░░░░░░░░░░░░░░░░░░░░░░░░░░░░░░░░░░░░░░░░░░░░░░░░░░░░░░░░░░░░░░░░░░░░░░░░░░░░░░░░░░░░░░░░░░░░░░░░░░░░░▒▒▒▒▒▒▒▒▒▒▒▒▒▒▒▒▒▒▒▒▒▒
▒▒▒▒▒▒▒▒▒▒▒▒▒▒▒▒▒▒░░░░░░░░░░░░░░░░░░░░░░░░░░░░░░░░░░░░░░░░░░░░░░░░░░░░░░░░░░░░░░░░░░░░░░░░░░░░░░░░░░░░░░░░░░░░░░░░░░░░░░░░░░░░░░░░▒▒▒▒▒▒▒▒▒▒▒▒▒▒▒▒▒▒▒▒
▒▒▒▒▒▒▒▒▒▒▒▒▒▒░░░░░░░░░░░░░░░░░░░░░░░░░░░░░░░░░░░░░░░░░░░░░░░░░░░░░░░░░░░░░░░░░░░░░░░░░░░░░░░░░░░░░░░░░░░░░░░░░░░░░░░░░░░░░░░░░░░░▒▒▒▒▒▒▒▒▒▒▒▒▒▒▒▒▒▒▒▒
▒▒▒▒▒▒▒▒▒▒▒▒░░░░░░░░░░░░░░░░░░░░░░░░░░░░░░░░░░░░░░░░░░░░░░░░░░░░░░░░░░░░░░░░░░░░░░░░░░░░░░░░░░░░░░░░░░░░░░░░░░░░░░░░░░░░░░░░░░░░░░▒▒▒▒▒▒▒▒▒▒▒▒▒▒▒▒▒▒▒▒
▒▒▒▒▒▒▒▒▒▒▒▒░░░░░░░░░░░░░░░░░░░░░░░░░░░░░░░░░░░░░░░░░░░░░░░░░░░░░░░░░░░░░░░░░░░░░░░░░░░░░░░░░░░░░░░░░░░░░░░░░░░░░░░░░░░░░░░░░░░░░░▒▒▒▒▒▒▒▒▒▒▒▒▒▒▒▒▒▒▒▒
▒▒▒▒▒▒▒▒▒▒░░░░░░░░░░░░░░░░░░░░░░░░░░░░░░░░░░░░░░░░░░░░░░░░░░░░░░░░░░░░░░░░░░░░░░░░░░░░░░░░░░░░░░░░░░░░░░░░░░░░░░░░░░░░░░░░░░░░░░░░▒▒▒▒▒▒▒▒▒▒▒▒▒▒▒▒▒▒▒▒
▒▒▒▒▒▒▒▒▒▒░░░░░░░░░░░░░░░░░░░░░░░░░░░░░░░░░░░░░░░░░░░░░░░░░░░░░░░░░░░░░░░░░░░░░░░░░░░░░░░░░░░░░░░░░░░░░░░░░░░░░░░░░░░░░░░░░░░░░░░░░░░░░░▒▒▒▒▒▒▒▒▒▒▒▒▒▒
▒▒▒▒▒▒▒▒░░░░░░░░░░░░░░░░░░░░░░░░░░░░░░░░░░░░░░░░░░░░░░░░░░░░░░░░░░░░░░░░░░░░░░░░░░░░░░░░░░░░░░░░░░░░░░░░░░░░░░░░░░░░░░░░░░░░░░▒▒░░▒▒▒▒▒▒▒▒▒▒▒▒▒▒▒▒▒▒▒▒
▒▒▒▒▒▒▒▒░░░░░░░░░░░░░░░░░░░░░░░░░░░░░░░░░░░░░░░░░░░░░░░░░░░░░░░░░░░░░░░░░░░░░░░░░░░░░░░░░░░░░░░░░░░░░░░░░░░░░░░░░░░░░░░░░░░░░░░░░░  ░░▒▒▒▒▒▒▒▒▒▒▒▒▒▒▒▒
▒▒▒▒▒▒▒▒░░░░░░░░░░░░░░░░    ░░  ░░░░░░░░░░░░░░░░░░░░░░    ░░    ░░░░░░░░░░░░░░░░░░░░░░░░    ░░    ░░░░░░░░░░░░░░░░░░░░  ░░░░░░░░░░  ░░▒▒▒▒▒▒▒▒▒▒▒▒▒▒▒▒
▒▒▒▒▒▒▒▒░░░░░░░░░░░░░░░░░░  ░░        ░░        ░░░░░░▓▓▓▓▓▓▓▓░░░░    ░░░░░░░░  ░░░░  ░░  ░░░░░░  ░░    ░░  ░░░░  ░░░░░░░░░░░░░░░░  ▒▒▒▒▒▒▒▒▒▒▒▒▒▒▒▒▒▒
▒▒▒▒▒▒▒▒░░░░░░░░░░░░░░░░░░  ░░    ░░  ░░  ▒▒▓▓▓▓▓▓▓▓▓▓▓▓▓▓▓▓▓▓▓▓▓▓  ░░    ░░    ░░░░  ░░  ░░░░    ░░    ░░    ░░░░░░░░░░░░░░░░░░░░░░▒▒░░▒▒▒▒▒▒▒▒▒▒▒▒▒▒
▒▒▒▒▒▒▒▒░░░░░░░░░░░░░░░░  ░░      ░░▒▒▒▒▒▒░░▒▒▒▒░░░░░░░░░░░░░░▒▒▓▓▒▒░░░░  ░░    ░░  ░░░░  ░░░░░░  ░░░░  ░░    ░░░░░░░░  ░░░░░░░░░░░░▒▒▒▒▒▒▒▒▒▒▒▒▒▒▒▒▒▒
▒▒▒▒▒▒░░░░░░░░░░░░░░░░    ░░░░▒▒░░░░▓▓▓▓▓▓▒▒░░  ░░        ░░  ▒▒▓▓▓▓▓▓▓▓        ░░  ░░░░  ░░░░  ░░░░    ░░  ░░░░  ░░░░░░░░░░░░░░░░░░▒▒▒▒▒▒▒▒▒▒▒▒▒▒▒▒▒▒
▒▒▒▒▒▒▒▒░░░░░░░░░░░░░░░░░░    ▓▓▓▓▓▓▒▒▒▒  ░░░░░░    ░░░░      ░░░░░░  ░░▒▒▓▓    ░░░░  ░░    ░░    ░░    ░░░░░░░░░░  ░░░░░░░░░░░░░░▒▒▒▒▒▒▒▒▒▒▒▒▒▒▒▒▒▒▒▒
▒▒▒▒▒▒░░░░░░░░░░░░░░░░░░░░  ▒▒▒▒▒▒▒▒▒▒▒▒░░▒▒░░▒▒░░▒▒▒▒▒▒▓▓▓▓░░░░    ░░  ▓▓▓▓░░▒▒          ░░░░    ░░  ░░░░    ░░    ░░░░  ░░░░░░  ▒▒▒▒▒▒▒▒▒▒▒▒▒▒▒▒▒▒▒▒
▒▒▒▒▒▒░░░░░░░░░░░░░░░░░░░░▒▒░░░░▒▒▒▒▒▒▒▒▒▒▒▒▓▓▓▓▓▓▓▓▓▓▓▓▓▓▓▓▒▒▒▒░░  ░░░░▓▓▓▓▓▓▓▓░░    ░░  ░░░░    ░░    ░░░░░░░░░░  ░░░░  ░░░░░░  ▒▒▒▒▒▒▒▒▒▒▒▒▒▒▒▒▒▒▒▒
▒▒▒▒▒▒░░░░░░░░░░░░░░░░░░░░▒▒░░  ░░  ░░░░░░░░░░░░▒▒░░░░░░░░░░▒▒▒▒▒▒░░░░░░▒▒▒▒██▓▓▓▓░░░░░░    ░░░░  ░░░░  ░░░░  ░░░░░░░░░░░░░░░░░░  ▒▒▒▒▒▒▒▒▒▒▒▒▒▒▒▒▒▒▒▒
▒▒▒▒▒▒░░░░░░░░░░░░░░░░░░▒▒░░░░░░        ░░░░░░░░░░░░░░░░░░▒▒▒▒▒▒▒▒▒▒▒▒▒▒▒▒▒▒▓▓▓▓▓▓░░░░    ░░░░    ░░    ░░░░░░░░░░  ░░░░░░░░░░░░░░▒▒▒▒▒▒▒▒▒▒▒▒▒▒▒▒▒▒▒▒
▒▒▒▒▒▒░░░░░░░░░░░░░░░░░░░░░░░░        ░░    ░░░░░░░░░░░░░░░░░░▒▒▒▒▒▒▒▒▒▒▒▒▒▒▒▒▒▒▓▓░░░░    ░░░░    ░░░░  ░░░░  ░░░░░░░░░░░░  ░░░░░░▓▓▒▒▒▒▒▒▒▒▒▒▒▒▒▒▒▒▒▒
▒▒▒▒▒▒░░░░░░░░░░░░░░░░▒▒░░  ░░          ░░    ░░░░░░░░░░░░░░░░▒▒▒▒▒▒▒▒▒▒▒▒▒▒▒▒▒▒▒▒▓▓▓▓░░  ░░░░    ░░░░  ░░░░    ░░░░░░░░░░  ░░░░░░▓▓▒▒▒▒▒▒▒▒▒▒▒▒▒▒▒▒▒▒
▒▒▒▒▒▒░░░░░░░░░░░░░░▒▒░░░░░░            ░░      ░░░░░░░░░░░░░░░░░░▒▒▒▒▒▒▒▒▒▒▒▒▒▒▒▒▓▓▒▒    ░░░░    ░░░░  ░░░░  ░░░░░░  ░░░░░░  ░░░░▓▓▒▒▒▒▒▒▒▒▒▒▒▒▒▒▒▒▒▒
▒▒▒▒▒▒░░░░░░░░░░░░░░▒▒░░░░░░░░░░      ░░▒▒    ░░░░░░░░░░▒▒▒▒▒▒▒▒░░░░░░▒▒▒▒▒▒▒▒▒▒▒▒▓▓▓▓    ░░░░      ░░  ░░░░    ░░░░░░▒▒▓▓▒▒▒▒░░░░▓▓▒▒▒▒▒▒▒▒▒▒▒▒▒▒▒▒▒▒
▒▒▒▒▒▒░░░░░░░░░░  ░░░░▒▒▒▒▒▒▒▒▓▓▓▓▓▓▒▒░░░░      ▒▒▒▒▒▒▒▒░░░░░░▒▒░░░░░░▒▒▒▒▒▒▒▒▒▒▒▒▓▓▓▓      ░░░░    ░░    ░░░░  ░░░░▓▓▓▓████▓▓░░░░▓▓▒▒▒▒░░▒▒▒▒▒▒▒▒▒▒▒▒
▒▒▒▒▒▒▒▒░░░░░░░░░░░░  ░░░░░░░░▓▓▓▓░░▒▒▒▒      ░░▓▓▓▓▓▓▒▒░░    ░░▒▒░░░░▒▒▒▒▒▒▒▒▒▒▒▒▓▓▓▓      ░░    ░░░░░░  ░░    ▒▒▓▓▒▒░░░░  ▓▓░░▒▒▓▓▒▒▒▒░░▒▒▒▒▒▒▒▒▒▒▒▒
▒▒▒▒▒▒▒▒░░░░░░░░░░░░    ░░░░  ▓▓▓▓  ▒▒▓▓    ░░▓▓▒▒▒▒▒▒          ▒▒░░░░▒▒▒▒▒▒▒▒▒▒▒▒▓▓▒▒░░  ░░░░    ░░░░    ░░░░░░▒▒▓▓░░░░░░  ▓▓░░▒▒▓▓▒▒▒▒░░░░▒▒▒▒▒▒▒▒▒▒
▒▒▒▒▒▒▒▒░░░░░░░░░░░░░░  ░░    ▒▒▓▓▓▓▒▒▒▒░░░░▒▒▓▓▓▓▓▓▓▓░░░░      ▒▒░░░░▒▒▓▓▓▓▓▓▓▓▒▒▓▓▓▓      ░░    ░░░░  ░░░░░░▓▓▒▒▒▒  ▒▒░░░░▓▓░░▒▒▓▓▒▒░░░░░░░░░░▒▒▒▒▒▒
▒▒▒▒▒▒▒▒░░░░░░░░░░▒▒▒▒▒▒▒▒▒▒░░▒▒▓▓▓▓▒▒▒▒▒▒▒▒▒▒▓▓▓▓▓▓▓▓▓▓▓▓      ▒▒░░░░▒▒▓▓██▓▓▓▓▒▒▓▓▒▒    ░░      ░░░░    ░░▓▓▒▒▒▒░░░░░░▒▒▓▓░░░░▒▒▓▓▒▒░░░░░░░░░░▒▒▒▒▒▒
▒▒▒▒▒▒▒▒░░░░░░░░░░▓▓▓▓██▓▓▓▓▓▓▓▓▓▓▓▓▓▓▓▓  ▓▓▓▓░░▓▓▓▓▓▓░░░░▒▒░░  ▒▒▒▒░░▒▒░░  ▓▓▓▓▒▒▓▓▒▒░░  ░░░░    ░░░░░░░░▒▒▓▓░░▒▒░░░░░░▒▒▓▓░░░░▒▒▒▒▒▒░░░░░░░░░░░░▒▒▒▒
▒▒▒▒▒▒▒▒░░░░░░░░░░▓▓░░░░░░░░  ▒▒▓▓▒▒▒▒▒▒  ░░▒▒  ▓▓▓▓▓▓░░  ▒▒░░  ▒▒▒▒░░▒▒░░░░▒▒▒▒▒▒▓▓▒▒░░▓▓▓▓▓▓    ░░░░░░▓▓▓▓░░        ▓▓▒▒░░    ▒▒▒▒░░░░░░░░░░░░░░▒▒▒▒
▒▒▒▒▒▒▒▒░░░░░░░░░░▓▓░░░░░░░░  ░░▓▓              ▒▒▓▓▓▓░░        ▓▓▓▓▒▒  ░░▓▓▒▒▒▒▒▒▓▓▒▒▒▒▒▒▒▒▒▒▒▒  ▒▒▓▓▒▒▒▒▒▒░░░░░░░░▒▒▒▒░░░░░░░░▒▒▒▒░░░░░░░░░░░░░░▒▒▒▒
▒▒▒▒▒▒▒▒░░░░░░░░░░▓▓░░▒▒▓▓▓▓▓▓▓▓▓▓  ░░░░          ░░░░          ▓▓▒▒  ▒▒▒▒▒▒▒▒▓▓▓▓  ▒▒▓▓░░░░▒▒▓▓░░▒▒▓▓▓▓▒▒░░░░░░░░░░▓▓  ░░░░░░░░▓▓▒▒░░░░░░░░░░░░░░░░░░
▒▒▒▒▒▒▒▒▒▒░░░░░░░░▓▓░░░░▓▓▓▓▓▓▓▓▓▓░░░░░░                        ▓▓▒▒░░░░▒▒▒▒▒▒▓▓▓▓░░▒▒▓▓░░░░░░▓▓██▓▓▒▒▒▒░░░░▒▒  ▒▒▒▒░░    ░░░░░░▒▒▒▒░░░░░░░░░░░░░░░░░░
▒▒▒▒▒▒▒▒▒▒░░░░░░░░▓▓  ░░▓▓▒▒▒▒▒▒▒▒▓▓▒▒                          ▓▓▓▓▒▒  ░░▒▒▒▒▓▓▓▓░░▒▒▓▓░░  ▒▒▓▓▒▒▒▒▒▒░░░░░░░░░░▒▒▒▒░░    ░░░░░░▒▒▒▒░░░░░░░░░░░░░░░░░░
▒▒▒▒▒▒▒▒▒▒░░░░░░░░▓▓░░░░▓▓▓▓▒▒▒▒▒▒▒▒▒▒▒▒                    ░░▒▒▒▒▒▒▒▒▒▒▒▒▒▒░░░░▒▒▒▒▒▒░░░░  ░░▓▓▒▒▒▒▒▒░░▒▒░░  ▓▓  ░░░░      ░░░░▒▒▒▒░░░░░░░░░░░░░░░░░░
▒▒▒▒▒▒▒▒▒▒░░░░░░░░▓▓▒▒  ▓▓▓▓▒▒▒▒▒▒▒▒▒▒▒▒  ░░                ░░▓▓▒▒▒▒▒▒▒▒░░▒▒░░░░░░░░    ░░░░▒▒▓▓▒▒▓▓▒▒░░  ▓▓▓▓    ░░            ▒▒▓▓░░░░░░░░░░░░░░░░░░
▒▒▒▒▒▒▒▒▒▒▒▒░░░░░░▓▓▒▒  ▓▓▓▓▒▒▒▒▒▒▒▒░░  ▒▒▓▓▓▓▓▓▓▓▓▓▓▓▓▓▓▓▓▓▓▓░░░░    ░░░░░░░░░░      ░░░░░░▒▒▓▓▒▒▓▓▒▒░░▒▒▒▒▒▒    ░░        ░░░░▒▒▓▓░░░░░░░░░░░░░░░░░░
▒▒▒▒▒▒▒▒▒▒▒▒░░░░░░▓▓▒▒  ▓▓▓▓▒▒░░░░░░░░  ▒▒▓▓░░░░░░▒▒▒▒▒▒░░▒▒▒▒░░  ░░▒▒░░▒▒▒▒▒▒▒▒▒▒░░░░    ▓▓▒▒░░░░▒▒▓▓▒▒▓▓░░░░      ░░      ░░░░▒▒▓▓░░░░░░░░░░░░░░░░░░
▒▒▒▒▒▒▒▒▒▒▒▒░░░░░░▒▒▓▓  ▓▓▓▓▓▓░░░░░░░░  ░░▒▒  ░░  ░░▒▒▒▒  ░░▒▒░░  ░░▒▒░░▒▒▒▒░░▒▒▒▒░░░░░░    ░░▓▓▒▒▒▒▓▓▒▒▒▒▓▓▓▓                  ▒▒▓▓░░░░░░░░░░░░░░░░░░
▒▒▒▒▒▒▒▒▒▒▒▒▒▒░░░░▒▒▓▓  ▓▓▓▓▓▓░░░░  ▒▒      ▒▒▒▒▒▒▒▒░░░░  ░░░░      ▒▒░░▒▒░░▒▒░░▒▒▒▒░░░░    ░░▓▓▓▓▒▒▒▒▒▒▒▒▒▒▒▒▒▒                ▓▓▓▓░░░░░░░░░░░░░░░░░░
▓▓▒▒▒▒▒▒▒▒▒▒▒▒░░░░░░▓▓  ▓▓▓▓        ░░      ▓▓▓▓▓▓▓▓▒▒▒▒░░░░░░    ░░▒▒░░▒▒▓▓      ░░░░░░▒▒░░▒▒▓▓▓▓▒▒▒▒▒▒▒▒░░▒▒▓▓    ░░    ░░░░  ▓▓▓▓▒▒░░░░░░░░░░░░░░░░
▓▓▒▒▒▒▒▒▒▒▒▒▒▒▒▒░░░░██  ▓▓██        ░░      ▓▓▓▓▓▓██▒▒▒▒░░░░░░    ░░▒▒▒▒▒▒▒▒  ░░░░▓▓▓▓▒▒░░▒▒▒▒░░░░▒▒▓▓▒▒░░  ░░▓▓    ░░          ▓▓▓▓▒▒░░░░░░░░░░░░░░░░
▓▓▒▒▒▒▒▒▒▒▒▒▒▒▒▒▒▒░░██░░▓▓██  ░░    ▒▒░░    ▓▓▓▓▓▓▓▓▓▓▒▒▒▒░░░░    ░░░░▒▒▓▓░░  ░░░░▓▓▓▓▓▓░░▓▓▒▒    ▓▓▓▓▒▒▒▒░░▒▒▓▓                ▒▒▓▓▒▒░░░░░░░░░░░░░░░░
▓▓▓▓▒▒▒▒▒▒▒▒▒▒▒▒▒▒░░██░░▒▒██▒▒▒▒░░░░░░░░░░  ▓▓▓▓▓▓▓▓▒▒░░░░░░░░░░░░▒▒▒▒▒▒▓▓▓▓░░░░▓▓▒▒░░░░░░▓▓▓▓▓▓██░░░░▓▓▓▓▓▓▓▓▓▓    ░░    ░░░░░░▒▒▓▓▒▒░░░░░░░░░░░░░░░░
▓▓▓▓▒▒▒▒▒▒▒▒▒▒▒▒▒▒░░▓▓▒▒▒▒████▒▒░░░░  ░░░░░░▓▓▓▓▓▓▓▓▒▒  ░░░░░░░░▒▒▒▒░░▒▒▒▒▓▓░░░░▓▓░░░░░░▒▒░░░░░░▒▒░░░░      ░░                ░░▓▓▓▓▒▒░░░░░░░░░░░░░░░░
▓▓▓▓▓▓▒▒▒▒▒▒▒▒▒▒▒▒░░░░▓▓▓▓░░██▓▓▓▓▓▓▓▓▓▓▓▓▓▓▓▓▓▓░░██▓▓▒▒░░░░░░          ░░▓▓░░░░▓▓░░░░▒▒▒▒░░░░░░  ░░░░░░    ░░            ░░░░░░▓▓▓▓▒▒░░░░░░░░░░░░░░░░
▓▓▓▓▓▓▓▓▒▒▒▒▒▒▒▒▒▒░░░░▒▒▓▓  ▓▓▓▓▓▓▓▓▓▓▓▓▓▓▓▓▓▓▓▓▒▒▒▒▒▒░░░░░░░░░░░░    ░░▒▒▓▓░░    ▓▓▓▓▓▓          ░░░░  ░░░░░░      ░░      ░░░░▓▓▓▓▒▒░░░░░░░░░░░░░░░░
▓▓▓▓▓▓▓▓▓▓▒▒▒▒▒▒▒▒▒▒░░▒▒▓▓░░▓▓▓▓▓▓▓▓▓▓▓▓▓▓▓▓▓▓▓▓██▒▒▒▒░░░░░░░░░░░░░░░░▒▒▒▒▓▓▓▓▓▓                  ░░░░    ░░░░    ░░        ░░░░▓▓▓▓▒▒▒▒░░░░░░░░░░░░░░
▓▓▓▓▓▓▓▓▓▓▓▓▒▒▒▒▒▒▒▒░░░░░░██░░▒▒▓▓▓▓▓▓██▓▓▓▓▒▒░░▓▓▒▒▒▒▒▒▒▒▒▒▒▒▒▒▒▒▒▒▒▒▒▒▒▒▒▒▒▒▒▒░░          ░░    ░░░░    ░░      ░░      ░░░░░░▓▓▓▓▓▓▒▒░░░░░░░░░░░░░░
▓▓▓▓▓▓▓▓▓▓▓▓▒▒▒▒▒▒▒▒▒▒░░░░▒▒▓▓▓▓░░▓▓▓▓██▓▓░░░░▒▒▒▒▒▒▒▒░░▒▒▒▒▒▒░░░░▒▒▒▒░░▒▒▒▒▒▒░░░░░░        ░░    ░░░░  ░░░░░░    ░░      ░░░░░░▓▓▓▓▓▓▒▒░░░░░░░░░░░░░░
▓▓▓▓▓▓▓▓▓▓▓▓▓▓▓▓▒▒▒▒▒▒▒▒▒▒░░▓▓▓▓▒▒▒▒▓▓▓▓▓▓░░░░▒▒▒▒▒▒▒▒▒▒▒▒▒▒░░░░░░░░▒▒▒▒▒▒▒▒░░░░▓▓░░  ░░    ░░    ░░░░  ░░░░░░  ░░          ░░  ▓▓▓▓▓▓▒▒░░░░░░░░░░░░░░
▓▓▓▓▓▓▓▓▓▓▓▓▓▓▓▓▓▓▒▒▒▒▒▒▒▒░░░░▒▒██░░░░  ░░▓▓▓▓▒▒▒▒░░░░░░▒▒▓▓░░  ░░░░▓▓▓▓▒▒▒▒░░░░▒▒▒▒▒▒    ░░░░    ░░░░  ░░░░░░  ░░              ▓▓▓▓▓▓▒▒▒▒░░░░░░░░░░░░
▓▓▓▓▓▓▓▓▓▓▓▓▓▓▓▓▓▓▒▒▒▒▒▒▒▒▒▒░░░░░░██▒▒░░██▒▒▒▒▒▒▒▒▒▒░░▓▓▒▒░░░░░░░░░░░░░░▓▓░░░░░░░░▒▒▓▓  ░░  ░░  ░░░░░░░░░░░░    ░░          ░░░░▓▓▓▓▓▓▓▓▒▒░░░░░░░░░░░░
▓▓▓▓▓▓▓▓▓▓▓▓▓▓▓▓▓▓▒▒▒▒▒▒▒▒░░░░░░░░▓▓▒▒▒▒▒▒▒▒░░▒▒▒▒▒▒▒▒░░░░░░░░░░░░░░  ░░▓▓▓▓▓▓▒▒  ▒▒▓▓  ░░  ░░  ░░░░░░░░░░░░  ░░░░          ░░░░▓▓▓▓▓▓▓▓▒▒▒▒▒▒░░░░░░░░
▓▓▓▓▓▓▓▓▓▓▓▓▓▓▓▓▓▓▒▒▒▒▒▒▒▒▒▒▒▒▒▒▒▒░░▒▒██░░░░░░▓▓▒▒▒▒▓▓░░░░░░░░░░░░░░░░░░▓▓▓▓▓▓▒▒▒▒▓▓▓▓██░░░░░░  ░░░░░░░░░░░░░░░░░░              ▓▓▓▓▓▓▓▓▒▒▒▒░░░░░░░░░░
▓▓▓▓▓▓▓▓▓▓▓▓▓▓▓▓▓▓▒▒▒▒▒▒▒▒▒▒▒▒▒▒▒▒▓▓████▓▓▓▓▓▓▓▓████░░░░░░░░░░░░░░░░░░▒▒▓▓▓▓▓▓▓▓▒▒▓▓▓▓▓▓░░░░░░░░░░░░░░░░░░░░░░░░░░            ░░▓▓▓▓▓▓▓▓▒▒▒▒▒▒▒▒░░░░░░
▓▓▓▓▓▓▓▓▓▓▓▓▓▓▓▓▓▓▓▓▒▒▒▒▒▒▒▒▒▒▒▒▒▒▓▓████████████▒▒░░░░░░░░░░░░░░░░░░░░░░░░▓▓▓▓██▓▓▓▓██▓▓▒▒░░░░░░▒▒░░░░░░░░░░░░░░░░        ░░░░░░▓▓▓▓▓▓▓▓▒▒▒▒▒▒▒▒▒▒░░░░
██▓▓▓▓▓▓▓▓▓▓▓▓▓▓▓▓▓▓▓▓▒▒▒▒▒▒▒▒▒▒▒▒▒▒▓▓▓▓▓▓▓▓▓▓▓▓▒▒░░░░░░░░░░░░░░░░░░░░░░░░░░░░░░    ░░  ░░  ▒▒▒▒▒▒▒▒▒▒▒▒░░░░░░░░░░░░  ░░░░░░░░░░▓▓▓▓▓▓▓▓▒▒▒▒▒▒▒▒▒▒▒▒░░
██▓▓▓▓▓▓▓▓▓▓▓▓▓▓▓▓▓▓▓▓▓▓▓▓▓▓▓▓▓▓▓▓▒▒▒▒▒▒▒▒▒▒▒▒░░▒▒▒▒▒▒▒▒▒▒▒▒▒▒▒▒▒▒▒▒▒▒░░▒▒░░▒▒░░░░░░░░▒▒▒▒▒▒▒▒▒▒▒▒▒▒▒▒░░▒▒░░░░░░░░░░▒▒░░░░▒▒▒▒░░▒▒▒▒▒▒▒▒▒▒▒▒▒▒▒▒▒▒▒▒▒▒
██████████▓▓▓▓▓▓▓▓▓▓▓▓▓▓▓▓▓▓▓▓▓▓▓▓▓▓▓▓▓▓▓▓▓▓▒▒▒▒▒▒▒▒▒▒▒▒▒▒▒▒▒▒▒▒▒▒▒▒▒▒▒▒▒▒░░▒▒▒▒▒▒▒▒▒▒▒▒▒▒▒▒▒▒▒▒▒▒▒▒▒▒░░░░░░░░░░░░░░░░░░░░░░▒▒▒▒▒▒▒▒▒▒▒▒▒▒▒▒▒▒▒▒▒▒▒▒▒▒
██████████████▓▓▓▓▓▓▓▓▓▓▓▓▓▓▓▓▓▓▓▓▓▓▓▓▓▓▓▓▓▓▓▓▓▓▒▒▒▒▒▒▒▒▒▒▒▒▒▒▒▒▒▒▒▒▒▒▒▒▒▒▒▒▒▒▒▒▒▒▒▒▒▒▒▒▒▒▒▒▒▒▒▒▒▒▒▒▒▒▒▒░░░░░░░░░░░░░░░░░░░░░░▒▒▒▒▒▒▒▒▒▒▒▒▒▒▒▒▒▒▒▒▒▒▒▒
████████████████████▓▓▓▓▓▓▓▓▓▓▓▓▓▓▓▓▓▓▓▓▓▓▓▓▓▓▓▓▓▓▒▒▒▒▒▒▒▒▒▒▒▒▒▒▒▒▒▒▒▒▒▒▒▒▒▒▒▒▒▒▒▒▒▒▒▒▒▒▒▒▒▒▒▒▒▒▒▒▒▒▒▒▒▒▒▒▒▒░░░░░░░░▒▒▒▒▒▒▒▒▒▒▒▒▒▒▒▒▒▒▒▒▒▒▒▒▒▒▒▒▒▒▒▒▒▒
████████████████████████████████▓▓▓▓██▓▓▓▓▓▓▓▓▓▓▓▓▓▓▓▓▓▓▓▓▓▓▒▒▒▒▒▒▒▒▒▒▒▒▒▒▒▒▒▒▒▒▒▒▒▒▒▒▒▒▒▒▒▒▒▒▒▒▒▒▒▒▒▒▒▒▒▒▒▒▒▒▒▒▒▒▒▒░░▒▒▒▒▒▒▒▒▒▒▒▒▒▒▒▒▒▒▒▒▒▒▒▒▒▒▒▒▒▒▒▒
██████████████████▓▓████████████████▓▓▓▓██▓▓▓▓████▓▓▓▓▓▓▓▓▓▓▓▓▓▓▓▓▓▓▓▓▓▓▓▓▓▓▓▓▓▓▓▓▒▒▓▓▒▒▒▒▒▒▒▒▒▒▒▒▒▒▒▒▒▒▒▒▒▒▒▒▒▒▒▒▒▒▒▒▒▒▒▒▒▒▒▒▒▒▒▒▒▒▒▒▒▒▒▒▒▒▒▒▒▒▒▒▒▒▒▒
██████████████████▓▓██████▒▒▓▓████